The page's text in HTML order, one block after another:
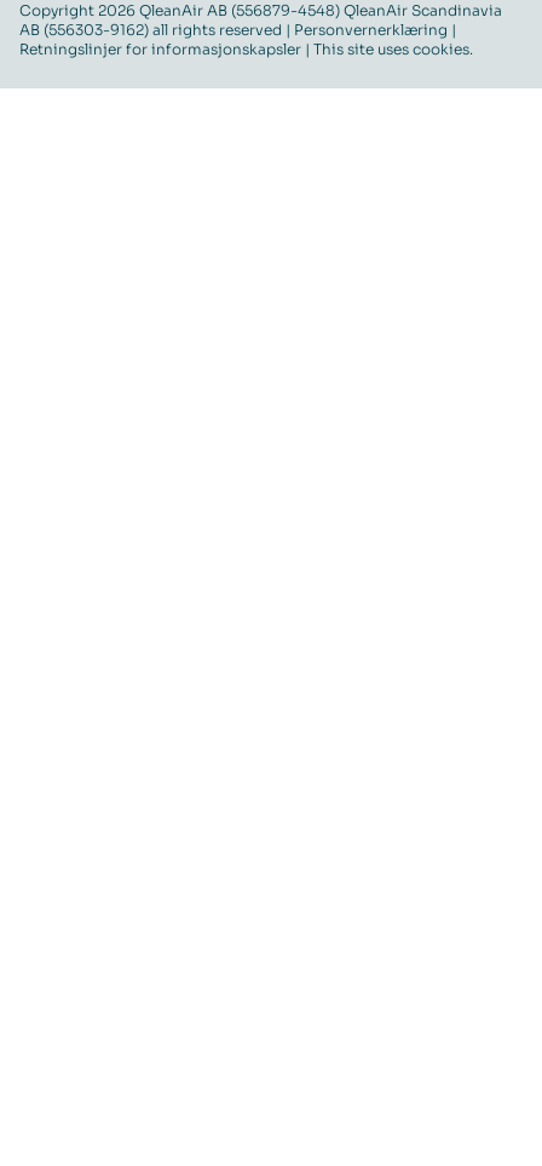
Copyright 2026 QleanAir AB (556879-4548) QleanAir Scandinavia
AB (556303-9162) all rights reserved | Personvernerklæring |
Retningslinjer for informasjonskapsler | This site uses cookies.